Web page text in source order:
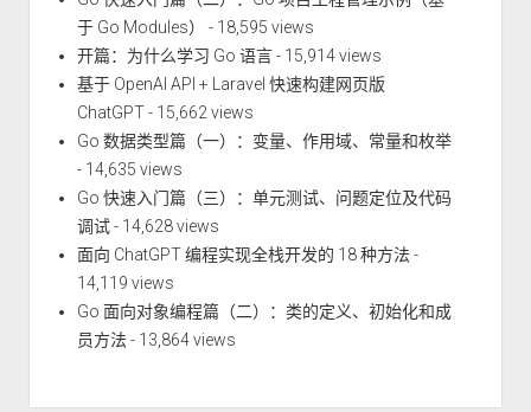
于 Go Modules）
- 18,595 views
开篇：为什么学习 Go 语言- 15,914 views
基于 OpenAI API + Laravel 快速构建网页版
ChatGPT- 15,662 views
Go 数据类型篇（一）：变量、作用域、常量和枚举
- 14,635 views
Go 快速入门篇（三）：单元测试、问题定位及代码
调试- 14,628 views
面向 ChatGPT 编程实现全栈开发的 18 种方法-
14,119 views
Go 面向对象编程篇（二）：类的定义、初始化和成
员方法- 13,864 views